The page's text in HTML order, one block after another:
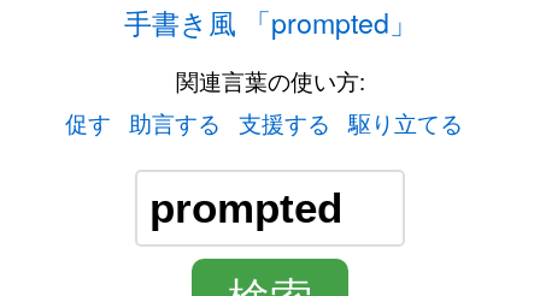
手書き風 「prompted」
関連言葉の使い方:
促す
助言する 支援する 駆り立てる